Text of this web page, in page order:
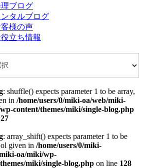
ブログ
ンタルブログ
客様の声
立ち情報
: shuffle() expects parameter 1 to be array,
in /home/users/0/miki-oa/web/miki-
content/themes/miki/single-blog.php
: array_shift() expects parameter 1 to be
given in /home/users/0/miki-
oa/miki/wp-
miki/single-blog.php on line 128